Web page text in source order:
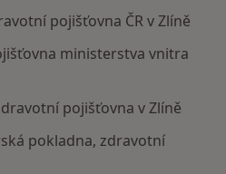
pojišťovna ČR v Zlíně
ministerstva vnitra
pojišťovna v Zlíně
pokladna, zdravotní